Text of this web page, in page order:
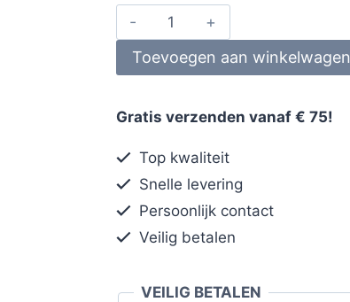
Toevoegen aan winkelwagen
Gratis verzenden vanaf € 75!
Top kwaliteit
Snelle levering
Persoonlijk contact
Veilig betalen
VEILIG BETALEN